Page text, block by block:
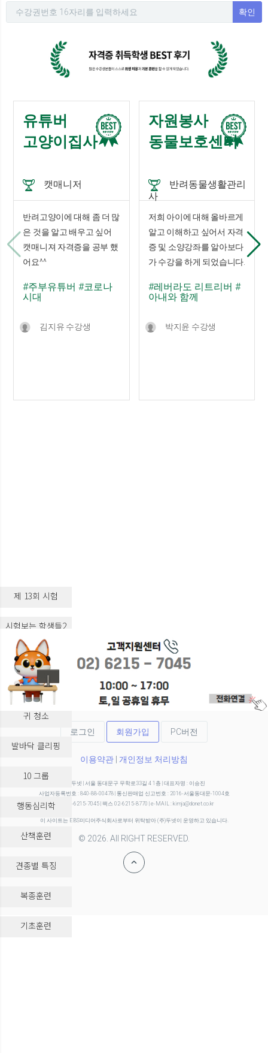
확인
유튜버
고양이집사
캣매니저
반려고양이에 대해 좀 더 많
은 것을 알고 배우고 싶어
캣매니져 자격증을 공부 했
어요^^
#주부유튜버 #코로나
시대
김지유 수강생
자원봉사
동물보호센터
반려동물생활관리
사
저희 아이에 대해 올바르게
알고 이해하고 싶어서 자격
증 및 소양강좌를 알아보다
가 수강을 하게 되었습니다.
#레버라도 리트리버 #
아내와 함께
박지윤 수강생
제 13회 시험
시험보는 학생들2
시험보는 학생들3
실습 교육
귀 청소
발바닥 클리핑
10 그룹
행동심리학
산책훈련
견종별 특징
복종훈련
기초훈련
로그인 회원가입 PC버전
이용약관 개인정보 처리방침
(주)두넷 | 서울 동대문구 무학로33길 4 1층 | 대표자명 : 이승진
사업자등록번호 : 840-88-00478 | 통신판매업 신고번호 : 2016-서울동대문-1004호
전화 02-6215-7045 | 팩스 02-6215-8770 | e-MAIL : kimja@donet.co.kr
이 사이트는 EBS미디어주식회사로부터 위탁받아 (주)두넷이 운영하고 있습니다.
© 2026. All RIGHT RESERVED.